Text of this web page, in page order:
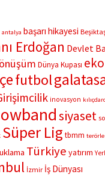
gerçekleşen gece,
antalya başarı hikayesi
Erdoğan Devlet
Dünya Kupası
futbol
inovasyon
siyaset
Süper Lig tbmm terörle
Türkiye yatırım
İzmir İş Dünyası